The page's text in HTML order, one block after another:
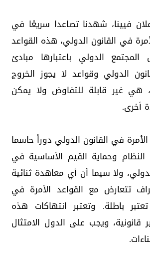
فيينا، شهدنا تصاعدا سريعًا في
في القانون الدولي، هذه القواعد
الدولي باعتبارها مبادئ
الدولي وقواعد لا يجوز الخروج
هي غير قابلة للتفاوض ولا يمكن
أخرى.
الأمرة في القانون الدولي دوراً حاسما
وحماية القيم الأساسية في
ولا سيما أن أي معاهدة ثنائية
تتعارض مع القواعد الأمرة في
باطلة. وتعتبر انتهاكات هذه
قانونية، ويجب على الدول الامتثال